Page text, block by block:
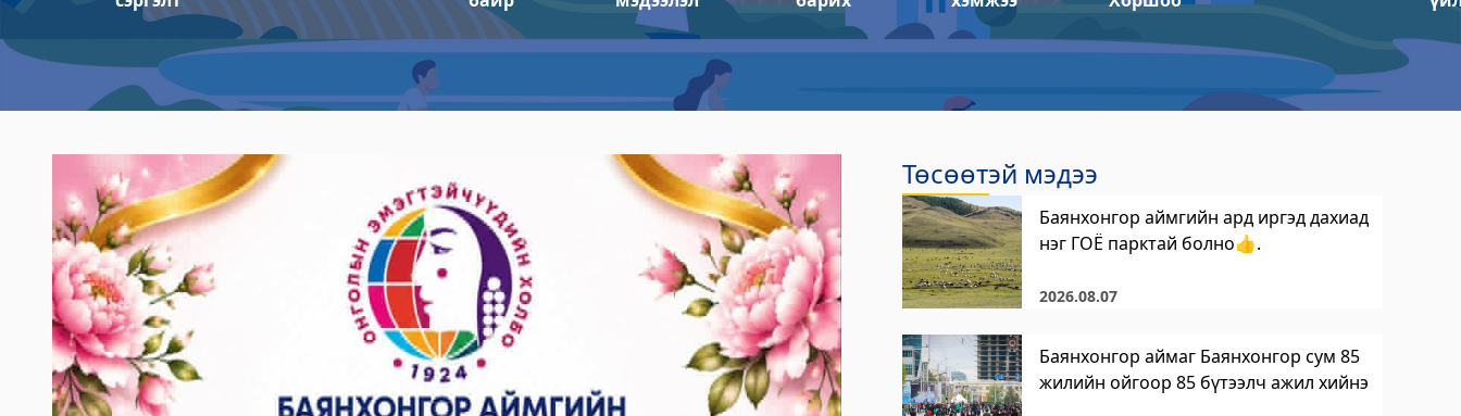
Булган аймгийн Шүүх шинжилгээний хэлтэс
2023-06-06 14:59:15
Дэлгэрэнгүй
Булган аймгийн Хөдөлмөр халамжийн үйлчилгээний газар
2023-06-06 14:57:16
Дэлгэрэнгүй
Булган аймгийн Нэгдсэн эмнэлэг
2023-06-06 14:55:29
Дэлгэрэнгүй
Булган аймаг дахь Шүүхийн тамгын газар
2023-06-06 14:53:59
Төсөөтэй мэдээ
Баянхонгор аймгийн ард иргэд дахиад
нэг ГОЁ парктай болно👍.
2026.08.07
Баянхонгор аймаг Баянхонгор сум 85
жилийн ойгоор 85 бүтээлч ажил хийнэ